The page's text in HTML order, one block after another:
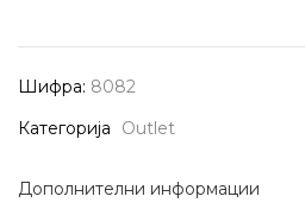
Шифра: 8082
Категорија
Outlet
Дополнителни информации